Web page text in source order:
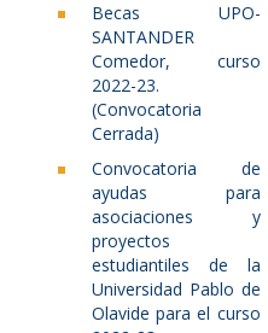
Becas UPO-
SANTANDER
Comedor, curso
2022-23.
(Convocatoria
Cerrada)
Convocatoria de
ayudas para
asociaciones y
proyectos
estudiantiles de la
Universidad Pablo de
Olavide para el curso